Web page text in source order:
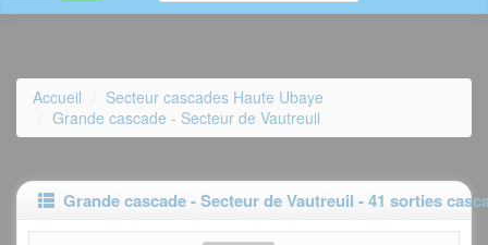
Accueil
Secteur cascades Haute Ubaye
Grande cascade - Secteur de Vautreuil
Grande cascade - Secteur de Vautreuil - 41 sorties